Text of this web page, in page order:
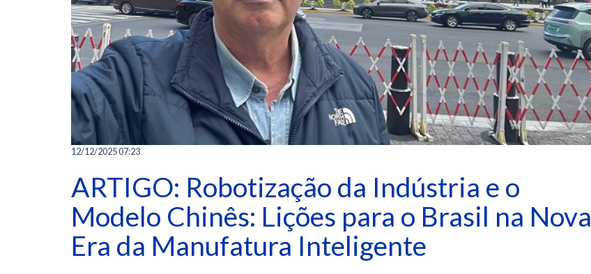
12/12/2025 07:23
ARTIGO: Robotização da Indústria e o
Modelo Chinês: Lições para o Brasil na Nova
Era da Manufatura Inteligente